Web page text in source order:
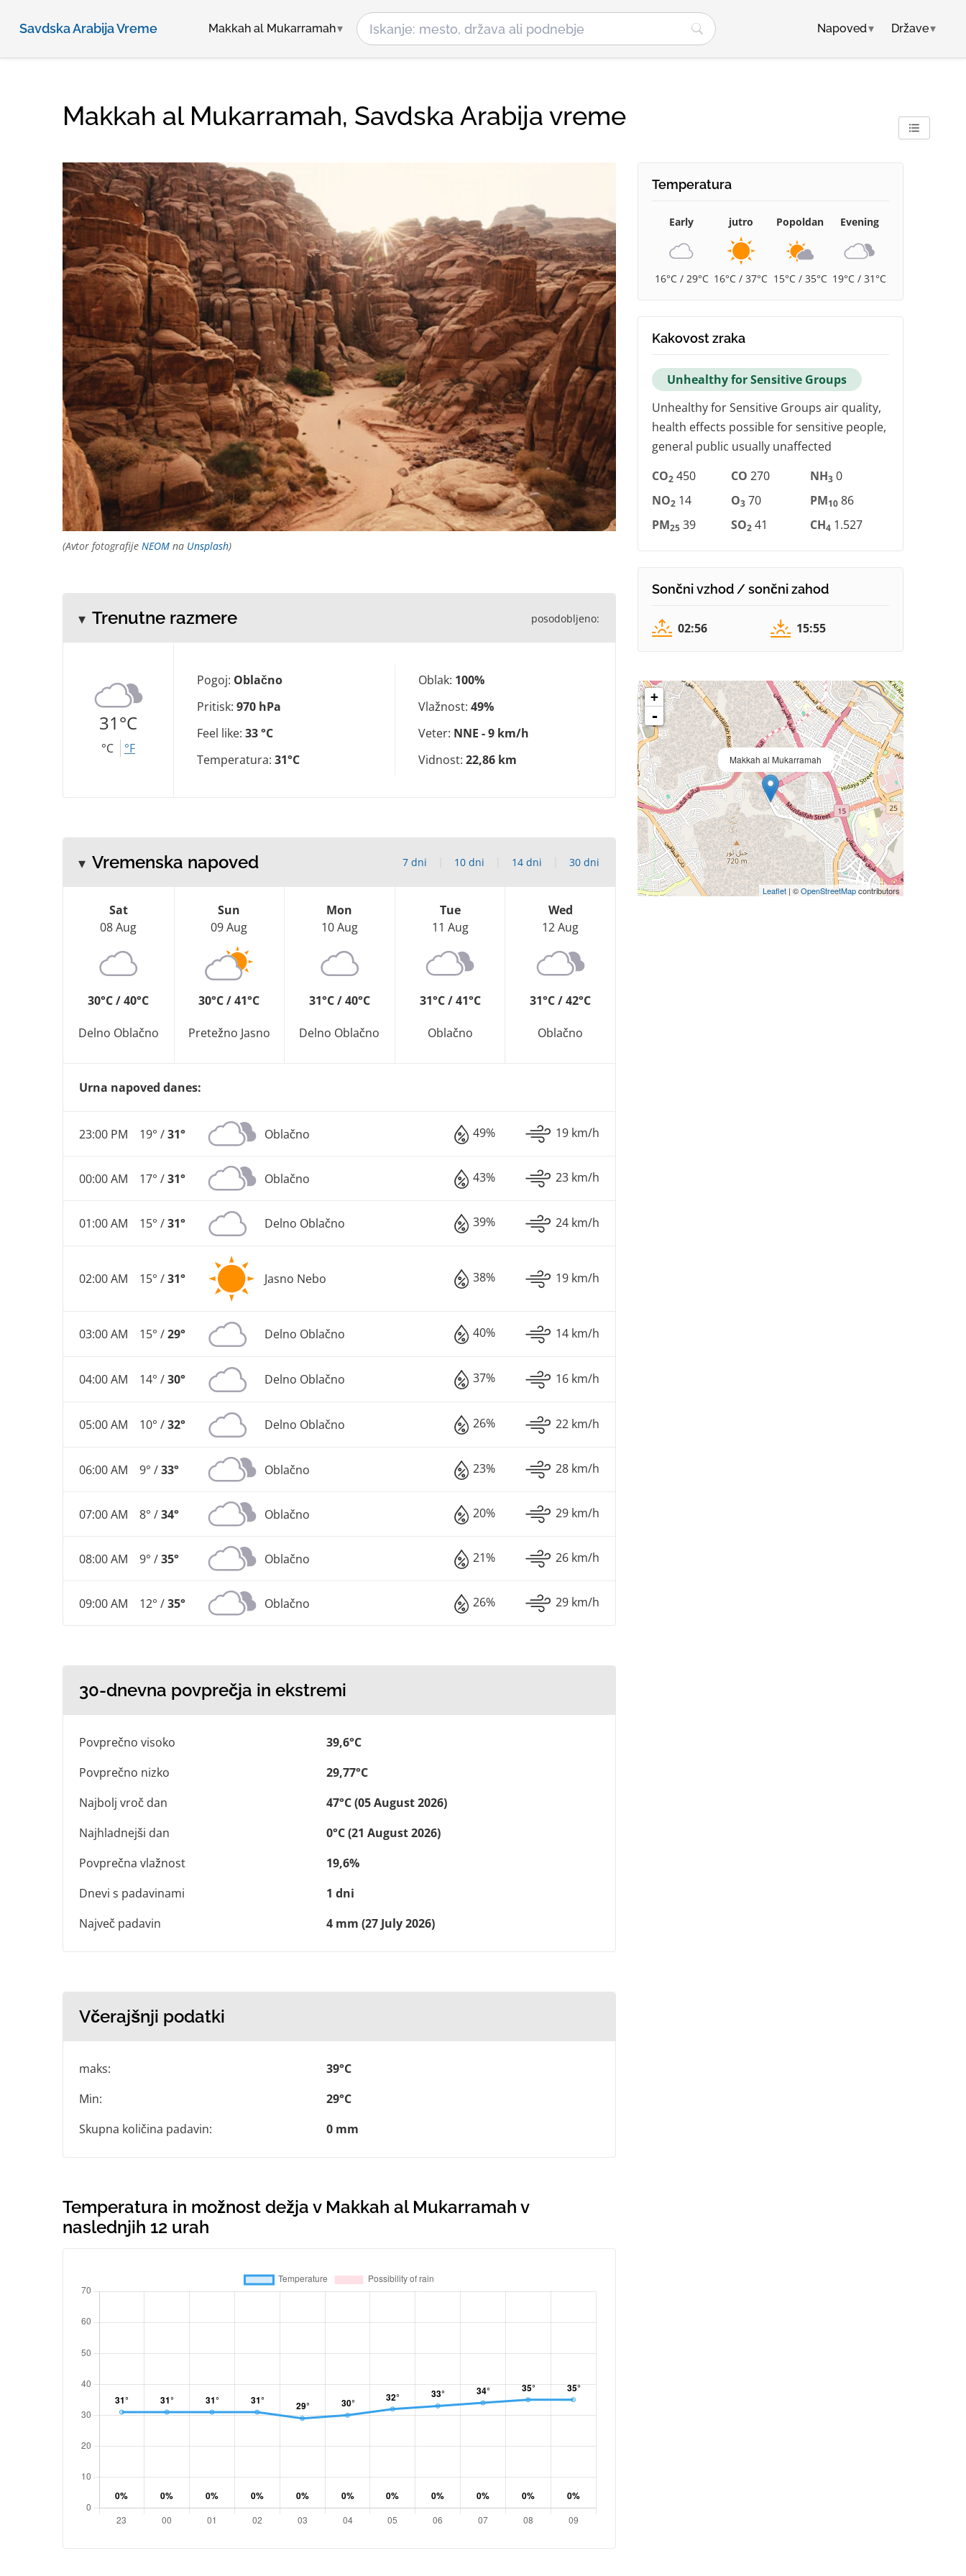
Savdska Arabija Vreme Makkah al Mukarramah Napoved▾ Države▾
Makkah al Mukarramah, Savdska Arabija vreme
(Avtor fotografije NEOM na Unsplash)
Trenutne razmere posodobljeno:
31°C
°C °F
Pogoj: Oblačno
Pritisk: 970 hPa
Feel like: 33 °C
Temperatura: 31°C
Oblak: 100%
Vlažnost: 49%
Veter: NNE - 9 km/h
Vidnost: 22,86 km
Vremenska napoved 7 dni 10 dni 14 dni 30 dni
Sat
08 Aug
30°C / 40°C
Delno Oblačno
Sun
09 Aug
30°C / 41°C
Pretežno Jasno
Mon
10 Aug
31°C / 40°C
Delno Oblačno
Tue
11 Aug
31°C / 41°C
Oblačno
Wed
12 Aug
31°C / 42°C
Oblačno
Urna napoved danes:
23:00 PM 19° /31° Oblačno 49% 19 km/h
00:00 AM 17° /31° Oblačno 43% 23 km/h
01:00 AM 15° /31° Delno Oblačno 39% 24 km/h
02:00 AM 15° /31° Jasno Nebo 38% 19 km/h
03:00 AM 15° /29° Delno Oblačno 40% 14 km/h
04:00 AM 14° /30° Delno Oblačno 37% 16 km/h
05:00 AM 10° /32° Delno Oblačno 26% 22 km/h
06:00 AM 9° /33° Oblačno 23% 28 km/h
07:00 AM 8° /34° Oblačno 20% 29 km/h
08:00 AM 9° /35° Oblačno 21% 26 km/h
09:00 AM 12° /35° Oblačno 26% 29 km/h
30-dnevna povprečja in ekstremi
Povprečno visoko
39,6°C
Povprečno nizko
29,77°C
Najbolj vroč dan
47°C (05 August 2026)
Najhladnejši dan
0°C (21 August 2026)
Povprečna vlažnost
19,6%
Dnevi s padavinami
1 dni
Največ padavin
4 mm (27 July 2026)
Včerajšnji podatki
maks:
39°C
Min:
29°C
Skupna količina padavin:
0 mm
Temperatura in možnost dežja v Makkah al Mukarramah v
naslednjih 12 urah
Temperatura
Early
16°C / 29°C
jutro
16°C / 37°C
Popoldan
15°C / 35°C
Evening
19°C / 31°C
Kakovost zraka
Unhealthy for Sensitive Groups
Unhealthy for Sensitive Groups air quality,
health effects possible for sensitive people,
general public usually unaffected
CO2 450 CO 270 NH3 0
NO2 14 O3 70 PM10 86
PM25 39 SO2 41 CH4 1.527
Sončni vzhod / sončni zahod
02:56 15:55
Makkah al Mukarramah
+
-
Leaflet | ©OpenStreetMapcontributors